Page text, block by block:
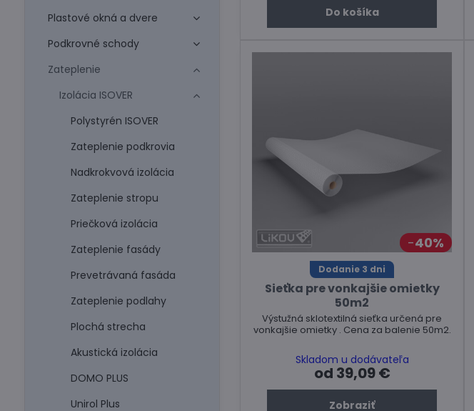
Do košíka
40%
Dodanie 3 dni
Sieťka pre vonkajšie omietky
50m2
Výstužná sklotextilná sieťka určená pre
vonkajšie omietky . Cena za balenie 50m2.
Skladom u dodávateľa
od 39,09 €
Zobraziť
Plastové okná a dvere
Podkrovné schody
Zateplenie
Izolácia ISOVER
Polystyrén ISOVER
Zateplenie podkrovia
Nadkrokvová izolácia
Zateplenie stropu
Priečková izolácia
Zateplenie fasády
Prevetrávaná fasáda
Zateplenie podlahy
Plochá strecha
Akustická izolácia
DOMO PLUS
Unirol Plus